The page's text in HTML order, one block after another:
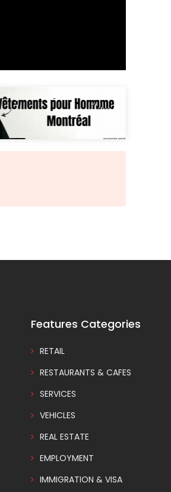
Features Categories
RETAIL
RESTAURANTS & CAFES
SERVICES
VEHICLES
REAL ESTATE
EMPLOYMENT
IMMIGRATION & VISA